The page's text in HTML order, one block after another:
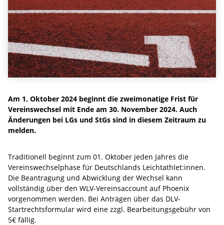
Am 1. Oktober 2024 beginnt die zweimonatige Frist für
Vereinswechsel mit Ende am 30. November 2024. Auch
Änderungen bei LGs und StGs sind in diesem Zeitraum zu
melden.
Traditionell beginnt zum 01. Oktober jeden Jahres die
Vereinswechselphase für Deutschlands Leichtathlet:innen.
Die Beantragung und Abwicklung der Wechsel kann
vollständig über den WLV-Vereinsaccount auf Phoenix
vorgenommen werden. Bei Anträgen über das DLV-
Startrechtsformular wird eine zzgl. Bearbeitungsgebühr von
5€ fällig.